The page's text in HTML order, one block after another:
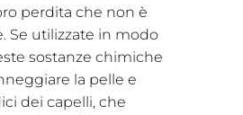
perdita che non è
Se utilizzate in modo
sostanze chimiche
la pelle e
dei capelli, che